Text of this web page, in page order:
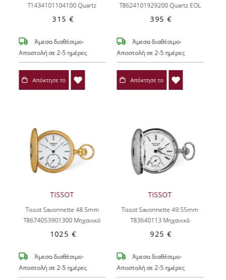
T1434101104100Quartz
315 €
Άμεσα διαθέσιμο-
Αποστολή σε 2-5 ημέρες
Απόκτησε το
T8624101929200Quartz EOL
395 €
Άμεσα διαθέσιμο-
Αποστολή σε 2-5 ημέρες
Απόκτησε το
TISSOT
Tissot Savonnette 48.5mm
T8674053901300 Μηχανικό
1025 €
Άμεσα διαθέσιμο-
Αποστολή σε 2-5 ημέρες
TISSOT
Tissot Savonnette 49.55mm
T83640113 Μηχανικό
925 €
Άμεσα διαθέσιμο-
Αποστολή σε 2-5 ημέρες